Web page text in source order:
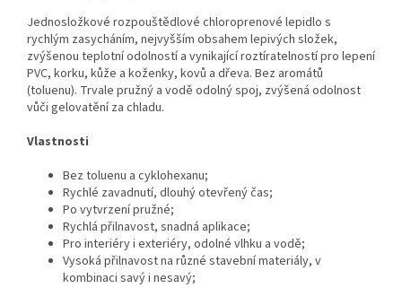
Jednosložkové rozpouštědlové chloroprenové lepidlo s
rychlým zasycháním, nejvyšším obsahem lepivých složek,
zvýšenou teplotní odolností a vynikající roztíratelností pro lepení
PVC, korku, kůže a koženky, kovů a dřeva. Bez aromátů
(toluenu). Trvale pružný a vodě odolný spoj, zvýšená odolnost
vůči gelovatění za chladu.
Vlastnosti
Bez toluenu a cyklohexanu;
Rychlé zavadnutí, dlouhý otevřený čas;
Po vytvrzení pružné;
Rychlá přilnavost, snadná aplikace;
Pro interiéry i exteriéry, odolné vlhku a vodě;
Vysoká přilnavost na různé stavební materiály, v
kombinaci savý i nesavý;